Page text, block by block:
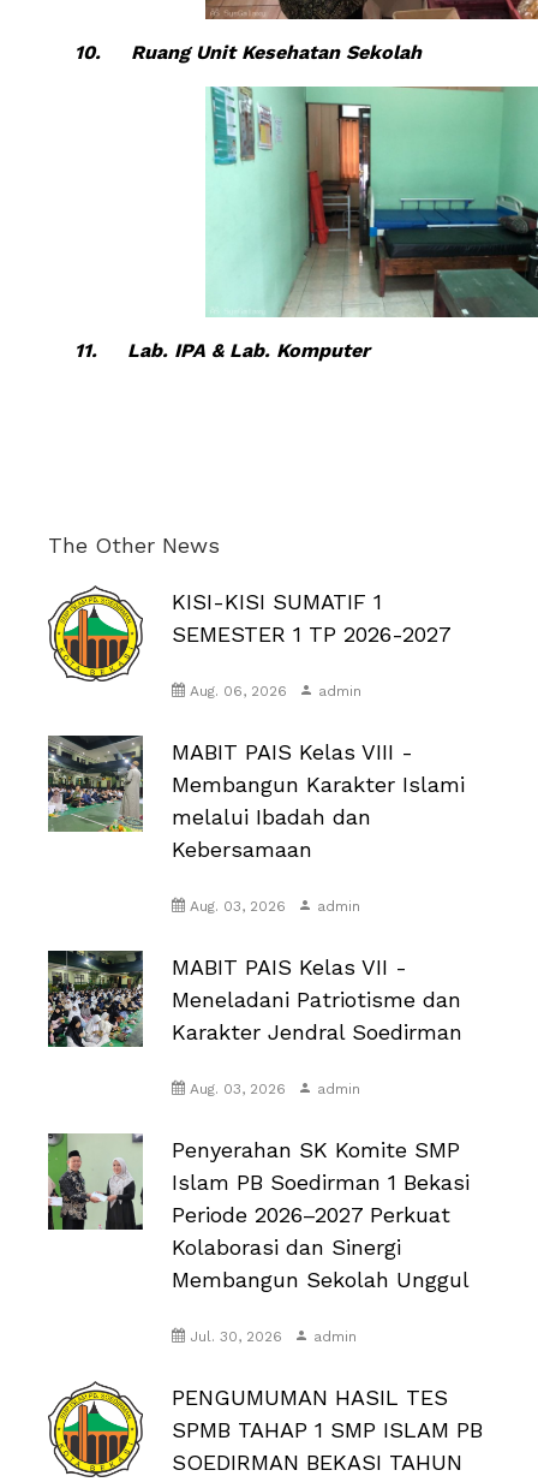
10. Ruang Unit Kesehatan Sekolah
11. Lab. IPA & Lab. Komputer
The Other News
KISI-KISI SUMATIF 1
SEMESTER 1 TP 2026-2027
Aug. 06, 2026 admin
MABIT PAIS Kelas VIII -
Membangun Karakter Islami
melalui Ibadah dan
Kebersamaan
Aug. 03, 2026 admin
MABIT PAIS Kelas VII -
Meneladani Patriotisme dan
Karakter Jendral Soedirman
Aug. 03, 2026 admin
Penyerahan SK Komite SMP
Islam PB Soedirman 1 Bekasi
Periode 2026–2027 Perkuat
Kolaborasi dan Sinergi
Membangun Sekolah Unggul
Jul. 30, 2026 admin
PENGUMUMAN HASIL TES
SPMB TAHAP 1 SMP ISLAM PB
SOEDIRMAN BEKASI TAHUN